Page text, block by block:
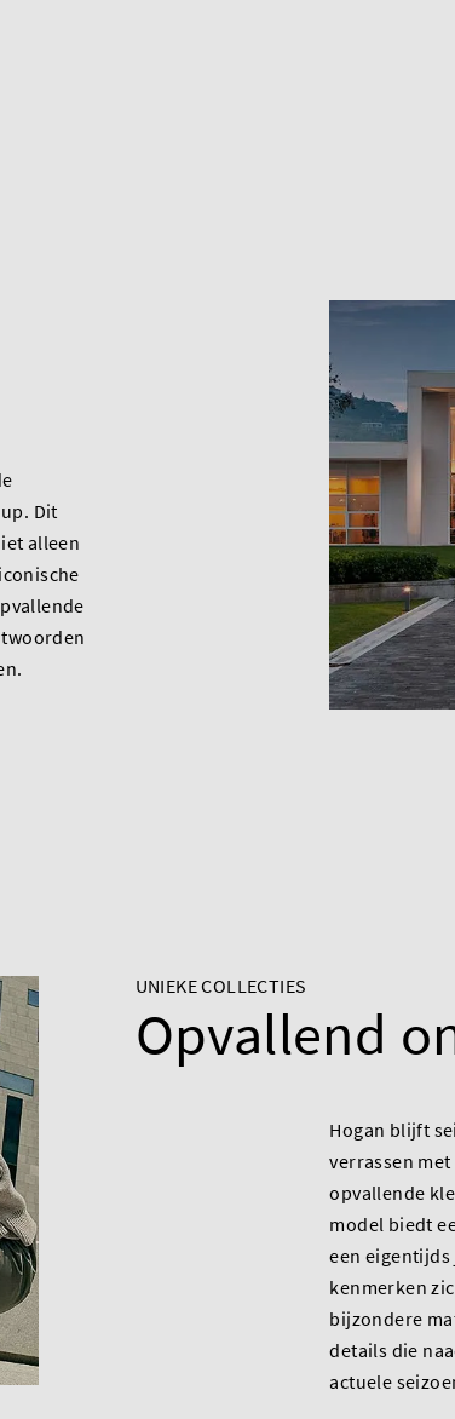
Dit
alleen
UNIEKE COLLECTIES
Opvallend
Hogan blijft
verrassen
opvallende
model biedt
een eigentijds
kenmerken
bijzondere
details die
actuele